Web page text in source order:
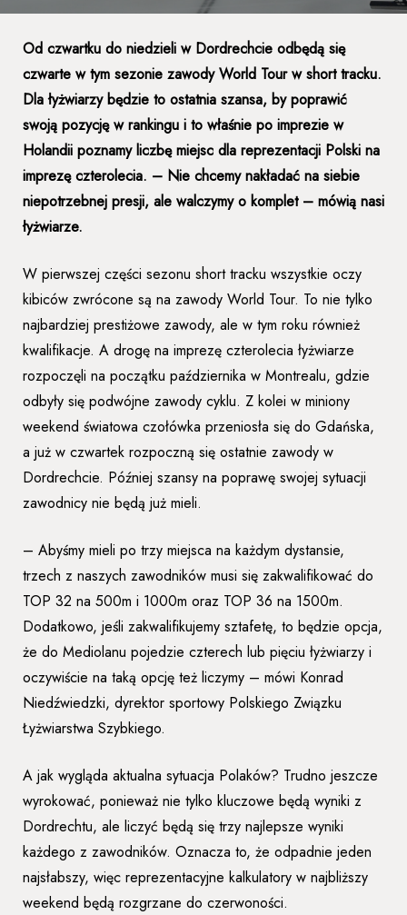
Od czwartku do niedzieli w Dordrechcie odbędą się
czwarte w tym sezonie zawody World Tour w short tracku.
Dla łyżwiarzy będzie to ostatnia szansa, by poprawić
swoją pozycję w rankingu i to właśnie po imprezie w
Holandii poznamy liczbę miejsc dla reprezentacji Polski na
imprezę czterolecia. – Nie chcemy nakładać na siebie
niepotrzebnej presji, ale walczymy o komplet – mówią nasi
łyżwiarze.
W pierwszej części sezonu short tracku wszystkie oczy
kibiców zwrócone są na zawody World Tour. To nie tylko
najbardziej prestiżowe zawody, ale w tym roku również
kwalifikacje. A drogę na imprezę czterolecia łyżwiarze
rozpoczęli na początku października w Montrealu, gdzie
odbyły się podwójne zawody cyklu. Z kolei w miniony
weekend światowa czołówka przeniosła się do Gdańska,
a już w czwartek rozpoczną się ostatnie zawody w
Dordrechcie. Później szansy na poprawę swojej sytuacji
zawodnicy nie będą już mieli.
– Abyśmy mieli po trzy miejsca na każdym dystansie,
trzech z naszych zawodników musi się zakwalifikować do
TOP 32 na 500m i 1000m oraz TOP 36 na 1500m.
Dodatkowo, jeśli zakwalifikujemy sztafetę, to będzie opcja,
że do Mediolanu pojedzie czterech lub pięciu łyżwiarzy i
oczywiście na taką opcję też liczymy – mówi Konrad
Niedźwiedzki, dyrektor sportowy Polskiego Związku
Łyżwiarstwa Szybkiego.
A jak wygląda aktualna sytuacja Polaków? Trudno jeszcze
wyrokować, ponieważ nie tylko kluczowe będą wyniki z
Dordrechtu, ale liczyć będą się trzy najlepsze wyniki
każdego z zawodników. Oznacza to, że odpadnie jeden
najsłabszy, więc reprezentacyjne kalkulatory w najbliższy
weekend będą rozgrzane do czerwoności.